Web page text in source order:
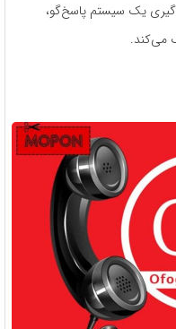
یک سیستم پاسخ‌گو،
می‌کند.